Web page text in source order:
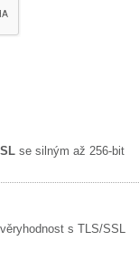
se silným až 256-bit
s TLS/SSL